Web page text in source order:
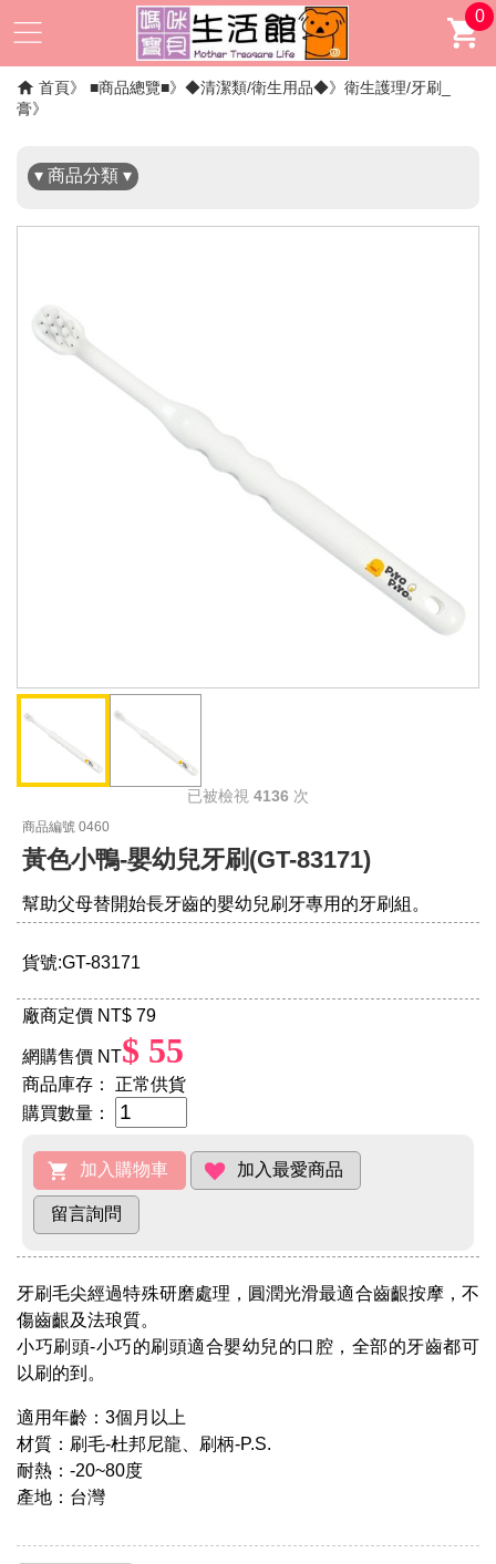
0
首頁 ■商品總覽■ ◆清潔類/衛生用品◆
衛生護理/牙刷_
膏
▾ 商品分類 ▾
✖
已被檢視 4136 次
商品編號 0460
黃色小鴨-嬰幼兒牙刷(GT-83171)
幫助父母替開始長牙齒的嬰幼兒刷牙專用的牙刷組。
貨號:GT-83171
廠商定價 NT$ 79
網購售價 NT$ 55
商品庫存：
正常供貨
購買數量：
牙刷毛尖經過特殊研磨處理，圓潤光滑最適合齒齦按摩，不
傷齒齦及法琅質。
小巧刷頭-小巧的刷頭適合嬰幼兒的口腔，全部的牙齒都可
以刷的到。
適用年齡：3個月以上
材質：刷毛-杜邦尼龍、刷柄-P.S.
耐熱：-20~80度
產地：台灣